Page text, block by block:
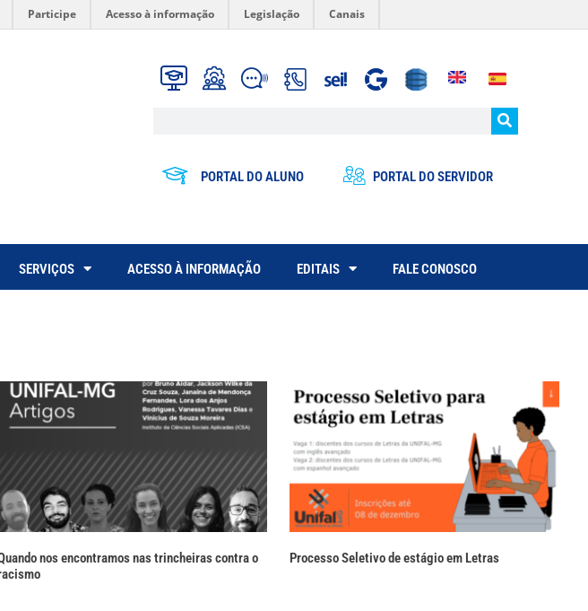
Participe Acesso à informação Legislação Canais
PORTAL DO ALUNO PORTAL DO SERVIDOR
SERVIÇOS ACESSO À INFORMAÇÃO EDITAIS FALE CONOSCO
nos encontramos nas trincheiras contra o
Processo Seletivo de estágio em Letras